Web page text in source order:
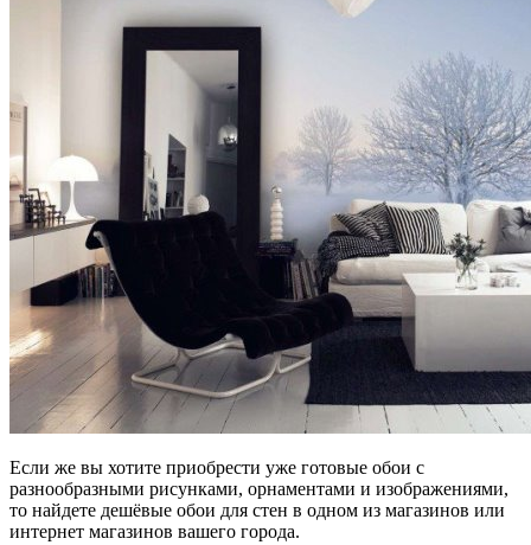
Если же вы хотите приобрести уже готовые обои с
разнообразными рисунками, орнаментами и изображениями,
то найдете дешёвые обои для стен в одном из магазинов или
интернет магазинов вашего города.